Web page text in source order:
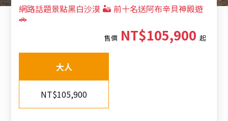
網路話題景點黑白沙漠 🏜️ 前十名送阿布辛貝神殿遊
🚗
售價NT$105,900 起
大人
NT$105,900